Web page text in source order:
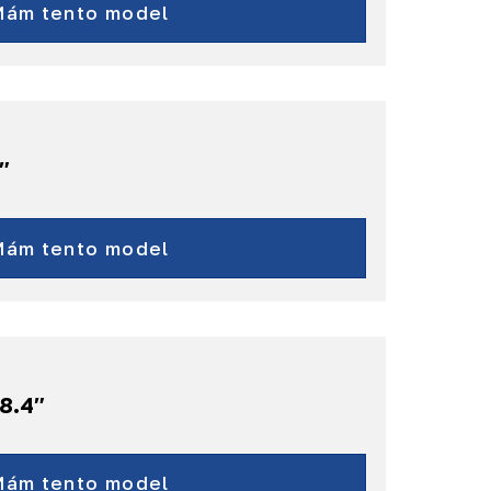
Renegade
a ďalšie...
tento model
Renegade
a ďalšie...
tento model
(KL) - r.v. 2018-2020
Compass
tento model